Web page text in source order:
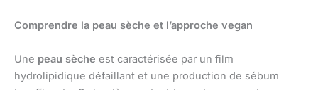
Comprendre la peau sèche et l’approche vegan
Une peau sèche est caractérisée par un film
hydrolipidique défaillant et une production de sébum